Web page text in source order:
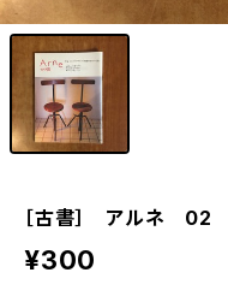
［古書］ アルネ 02
¥300